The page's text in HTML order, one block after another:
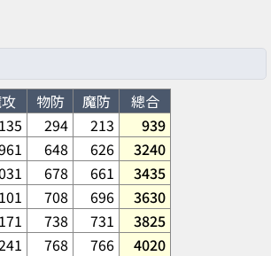
物防 魔防
總合
135 294 213
939
648 626
3240
678 661
3435
708 696
3630
738 731
3825
768 766 4020